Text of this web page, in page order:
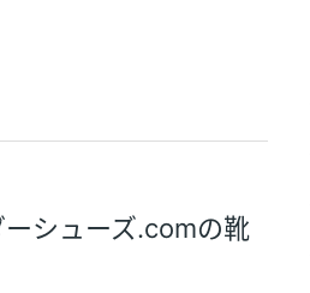
シューズ.comの靴